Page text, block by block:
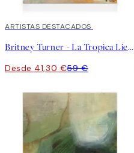
30%*
ARTISTAS DESTACADOS
Britney Turner - La Tropica Lienzo
Desde 41,30 €59 €